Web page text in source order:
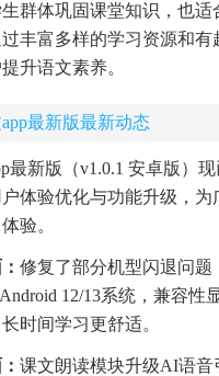
群体巩固课堂知识，也适
丰富多样的学习资源和有
升语文素养。
最新版最新动态
最新版（v1.0.1 安卓版）
体验优化与功能升级，为
验。
修复了部分机型闪退问题
12/13系统，兼容性
时间学习更舒适。
课文朗读模块升级AI语音